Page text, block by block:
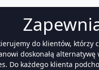
do klientów, którzy
doskonałą
Do każdego klienta